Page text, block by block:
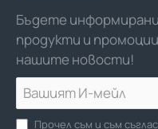
Бъдете
продукти и
нашите новости!
И-
мейл
Прочел съм и съм